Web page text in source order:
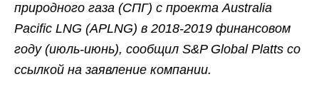
природного газа (СПГ) с проекта Australia
Pacific LNG (APLNG) в 2018-2019 финансовом
году (июль-июнь), сообщил S&P Global Platts со
ссылкой на заявление компании.